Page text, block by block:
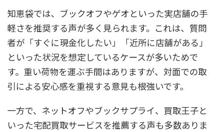
知恵袋では、ブックオフやゲオといった実店舗の手
軽さを推奨する声が多く見られます。これは、質問
者が「すぐに現金化したい」「近所に店舗がある」
といった状況を想定しているケースが多いためで
す。重い荷物を運ぶ手間はありますが、対面での取
引による安心感を重視する意見も根強いです。
一方で、ネットオフやブックサプライ、買取王子と
いった宅配買取サービスを推薦する声も多数ありま